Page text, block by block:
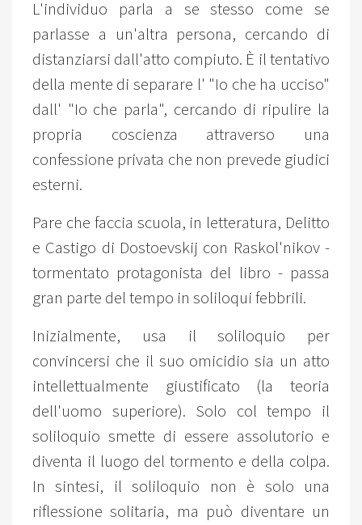
L'individuo parla a se stesso come se
parlasse a un'altra persona, cercando di
distanziarsi dall'atto compiuto. È il tentativo
della mente di separare l' "Io che ha ucciso"
dall' "Io che parla", cercando di ripulire la
propria coscienza attraverso una
confessione privata che non prevede giudici
esterni.
Pare che faccia scuola, in letteratura, Delitto
e Castigo di Dostoevskij con Raskol'nikov -
tormentato protagonista del libro - passa
gran parte del tempo in soliloqui febbrili.
Inizialmente, usa il soliloquio per
convincersi che il suo omicidio sia un atto
intellettualmente giustificato (la teoria
dell'uomo superiore). Solo col tempo il
soliloquio smette di essere assolutorio e
diventa il luogo del tormento e della colpa.
In sintesi, il soliloquio non è solo una
riflessione solitaria, ma può diventare un